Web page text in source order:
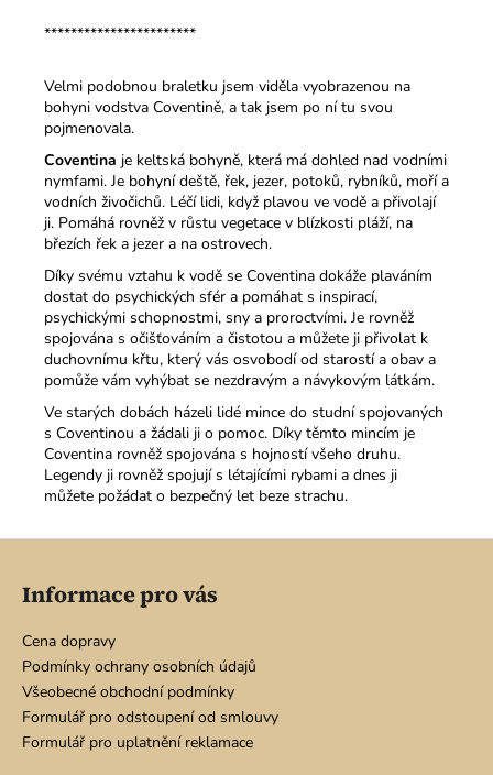
***********************
Velmi podobnou braletku jsem viděla vyobrazenou na
bohyni vodstva Coventině, a tak jsem po ní tu svou
pojmenovala.
Coventina je keltská bohyně, která má dohled nad vodními
nymfami. Je bohyní deště, řek, jezer, potoků, ryb­níků, moří a
vodních živočichů. Léčí lidi, když plavou ve vodě a přivolají
ji. Pomáhá rovněž v růstu vegetace v blízkosti pláží, na
březích řek a jezer a na ostrovech.
Díky svému vztahu k vodě se Coventina dokáže plaváním
dostat do psychických sfér a pomáhat s inspirací,
psychickými schopnostmi, sny a proroctvími. Je rovněž
spojována s očišťová­ním a čistotou a můžete ji přivolat k
duchovnímu křtu, který vás osvobodí od starostí a obav a
pomůže vám vyhýbat se nezdra­vým a návykovým látkám.
Ve starých dobách házeli lidé mince do studní spojovaných
s Coventinou a žádali ji o pomoc. Díky těmto mincím je
Coventi­na rovněž spojována s hojností všeho druhu.
Legendy ji rovněž spojují s létajícími rybami a dnes ji
můžete požádat o bezpečný let beze strachu.
Z
Informace pro vás
Cena dopravy
Podmínky ochrany osobních údajů
Všeobecné obchodní podmínky
Formulář pro odstoupení od smlouvy
Formulář pro uplatnění reklamace